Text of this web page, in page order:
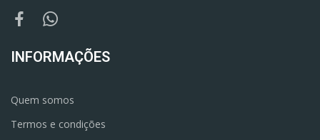
INFORMAÇÕES
Quem somos
Termos e condições